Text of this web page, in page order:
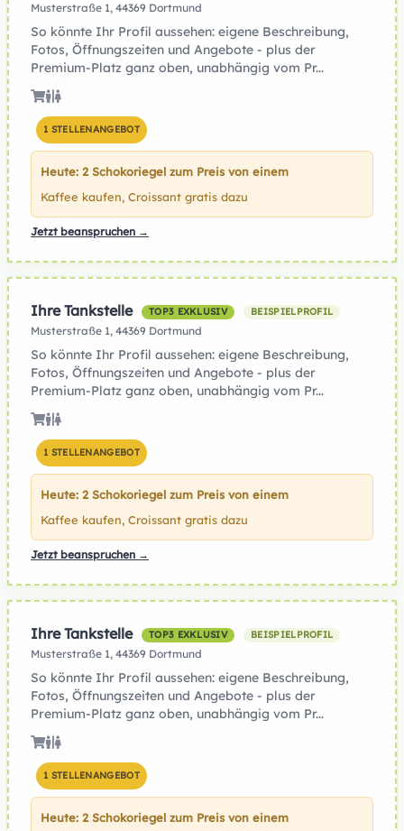
Musterstraße 1, 44369 Dortmund
So könnte Ihr Profil aussehen: eigene Beschreibung,
Fotos, Öffnungszeiten und Angebote - plus der
Premium-Platz ganz oben, unabhängig vom Pr...
1 STELLENANGEBOT
Heute: 2 Schokoriegel zum Preis von einem
Kaffee kaufen, Croissant gratis dazu
Jetzt beanspruchen →
Ihre Tankstelle TOP3 EXKLUSIV BEISPIELPROFIL
Musterstraße 1, 44369 Dortmund
So könnte Ihr Profil aussehen: eigene Beschreibung,
Fotos, Öffnungszeiten und Angebote - plus der
Premium-Platz ganz oben, unabhängig vom Pr...
1 STELLENANGEBOT
Heute: 2 Schokoriegel zum Preis von einem
Kaffee kaufen, Croissant gratis dazu
Jetzt beanspruchen →
Ihre Tankstelle TOP3 EXKLUSIV BEISPIELPROFIL
Musterstraße 1, 44369 Dortmund
So könnte Ihr Profil aussehen: eigene Beschreibung,
Fotos, Öffnungszeiten und Angebote - plus der
Premium-Platz ganz oben, unabhängig vom Pr...
1 STELLENANGEBOT
Heute: 2 Schokoriegel zum Preis von einem